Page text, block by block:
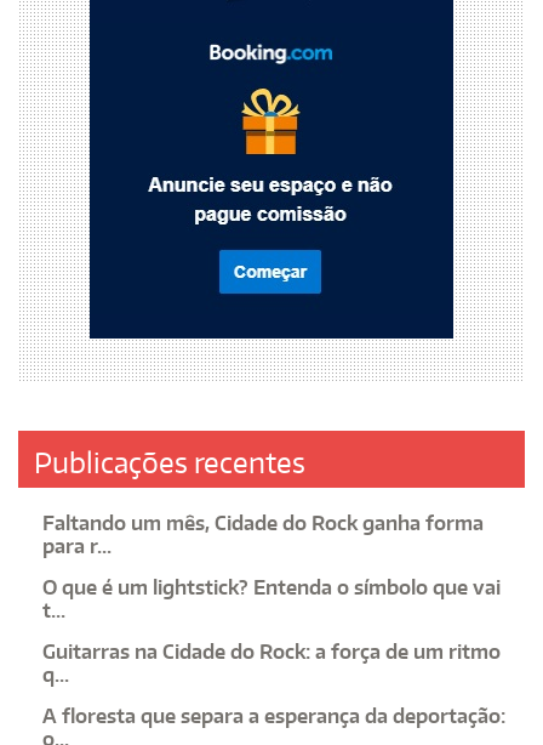
Publicações recentes
Faltando um mês, Cidade do Rock ganha forma
para r...
O que é um lightstick? Entenda o símbolo que vai
t...
Guitarras na Cidade do Rock: a força de um ritmo
q...
A floresta que separa a esperança da deportação:
o...